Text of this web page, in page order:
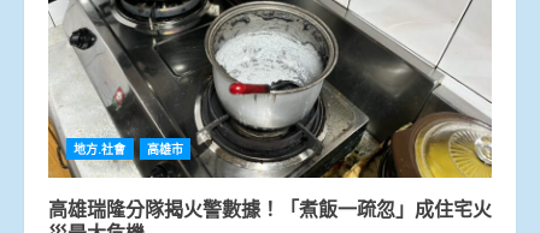
地方.社會 高雄市
高雄瑞隆分隊揭火警數據！「煮飯一疏忽」成住宅火